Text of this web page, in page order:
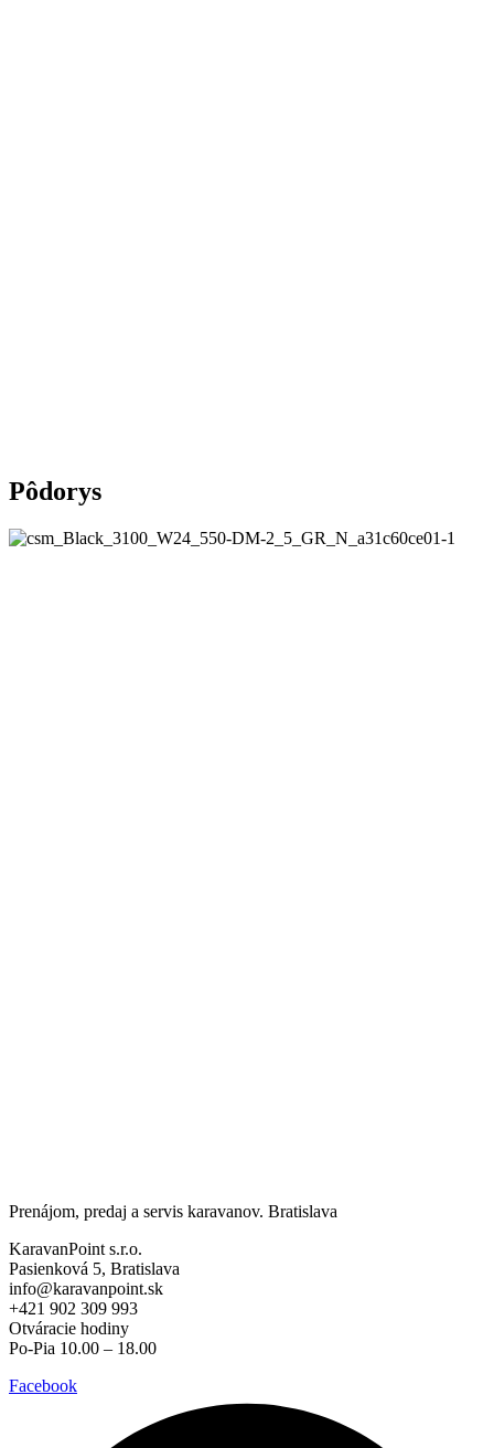
Pôdorys
Prenájom, predaj a servis karavanov. Bratislava
KaravanPoint s.r.o.
Pasienková 5, Bratislava
info@karavanpoint.sk
+421 902 309 993
Otváracie hodiny
Po-Pia 10.00 – 18.00
Facebook